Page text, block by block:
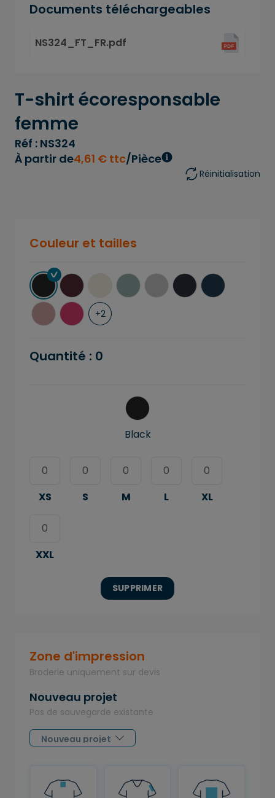
Documents téléchargeables
NS324_FT_FR.pdf
T-shirt écoresponsable
femme
Réf : NS324
À partir de4,61 € ttc/Pièce
Réinitialisation
Couleur et tailles
+2
Quantité : 0
Black
XS S M L XL
XXL
SUPPRIMER
Zone d'impression
Broderie uniquement sur devis
Nouveau projet
Pas de sauvegarde existante